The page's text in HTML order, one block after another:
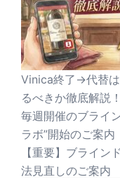
Vinica終了→代替
るべきか徹底解説！
毎週開催のブライ
ラボ”開始のご案内
【重要】ブライ
法見直しのご案内